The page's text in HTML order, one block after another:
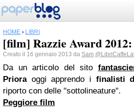
HOME › LIBRI
[film] Razzie Award
Creato il 16 gennaio 2013 da Sam
Da un articolo del sito
Priora oggi apprendo i finalisti
riporto con delle "sottolineature".
Peggiore film